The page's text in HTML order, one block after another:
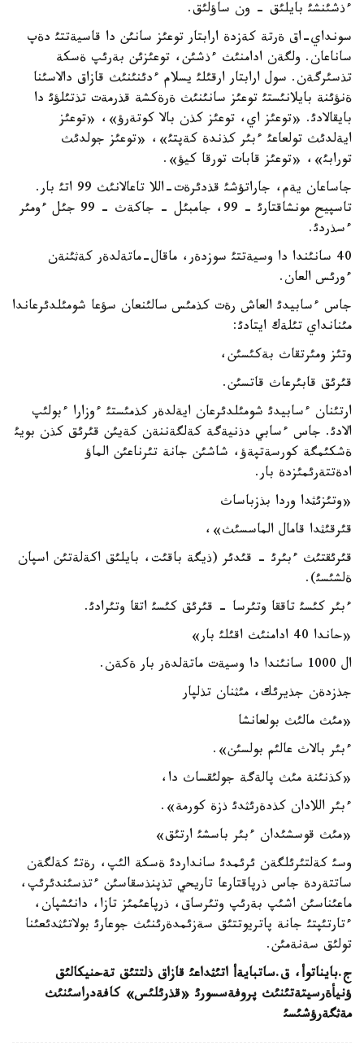
ءذشئنشئ بايلئق - ون ساؤلئق.
سونداي-اق ةرتة كةزدة ارابتار توعئز سانئن دا قاسيةتتئ دةپ
ساناعان. ولگةن ادامنئث ءذشئن، توعئزئن بةرئپ ةسكة
تذسئرگةن. سول ارابتار ارقئلئ يسلام ءدئنئنئث قازاق دالاسئنا
ةنؤئنة بايلانئستئ توعئز سانئنئث ةرةكشة قذرمةت تذتئلؤئ دا
بايقالادئ. «توعئز اي، توعئز كذن بالا كوتةرؤ»، «توعئز
ايةلدئث تولعاعئ ءبئر كذندة كةپتئ»، «توعئز جولدئث
تورابئ»، «توعئز قابات تورقا كيؤ».
جاساعان يةم، جاراتؤشئ قذدئرةت-اللا تاعالانئث 99 اتئ بار.
تاسپيح مونشاقتارئ - 99، جامبئل - جاكةث - 99 جئل ءومئر
ءسذردئ.
40 سانئندا دا وسيةتتئ سوزدةر، ماقال-ماتةلدةر كةثئنةن
ءورئس العان.
جاس ءسابيدئ العاش رةت كذمئس سالئنعان سؤعا شومئلدئرعاندا
مئنانداي تئلةك ايتادئ:
وتئز ومئرتقاث بةكئسئن،
قئرئق قابئرعاث قاتسئن.
ارتئنان ءسابيدئ شومئلدئرعان ايةلدةر كذمئستئ ءوزارا ءبولئپ
الادئ. جاس ءسابي دذنيةگة كةلگةننةن كةيئن قئرئق كذن بويئ
ةشكئمگة كورسةتپةؤ، شاشئن جانة تئرناعئن الماؤ
ادةتتةرئمئزدة بار.
«وتئزئثدا وردا بذزباساث
قئرقئثدا قامال الماسسئث»،
قئرئقتئث ءبئرئ - قئدئر (ذيگة باقئت، بايلئق اكةلةتئن اسپان
ةلشئسئ).
ءبئر كئسئ تاققا وتئرسا - قئرئق كئسئ اتقا وتئرادئ.
«حاندا 40 ادامنئث اقئلئ بار»
ال 1000 سانئندا دا وسيةت ماتةلدةر بار ةكةن.
جذزدةن جذيرئك، مئثنان تذلپار
«مئث مالئث بولعانشا
ءبئر بالاث عالئم بولسئن».
«كذنئنة مئث پالةگة جولئقساث دا،
ءبئر اللادان كذدةرئثدئ ذزة كورمة».
«مئث قوسشئدان ءبئر باسشئ ارتئق»
وسئ كةلتئرئلگةن ئرئمدئ سانداردئ ةسكة الئپ، رةتئ كةلگةن
ساتتةردة جاس ذرپاقتارعا تاريحي تذپنذسقاسئن ءتذسئندئرئپ،
ماعئناسئن اشئپ بةرئپ وتئرساق، ذرپاعئمئز تازا، دانئشپان،
ءتارتئپتئ جانة پاتريوتتئق سةزئمدةرئنئث جوعارئ بولاتئثدئعئنا
تولئق سةنةمئن.
ج.بايناتوأ، ق.ساتبايةأ اتئثداعئ قازاق ذلتتئق تةحنيكالئق
ؤنيأةرسيتةتئنئث پروفةسسورئ «قذرئلئس» كافةدراسئنئث
مةثگةرؤشئسئ